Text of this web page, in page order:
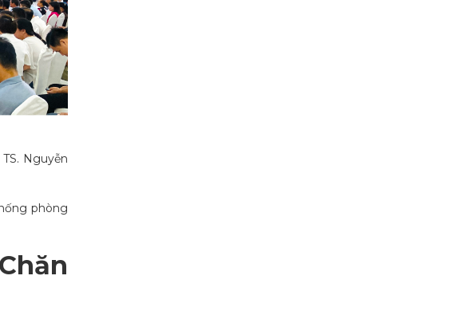
Nguyễn
phòng